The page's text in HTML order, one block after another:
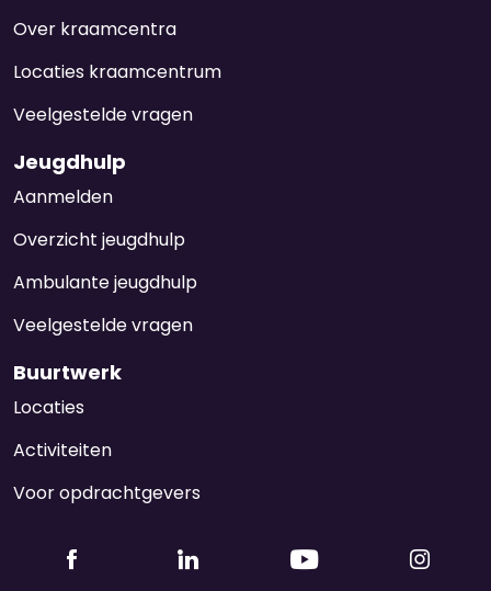
Over kraamcentra
Locaties kraamcentrum
Veelgestelde vragen
Jeugdhulp
Aanmelden
Overzicht jeugdhulp
Ambulante jeugdhulp
Veelgestelde vragen
Buurtwerk
Locaties
Activiteiten
Voor opdrachtgevers